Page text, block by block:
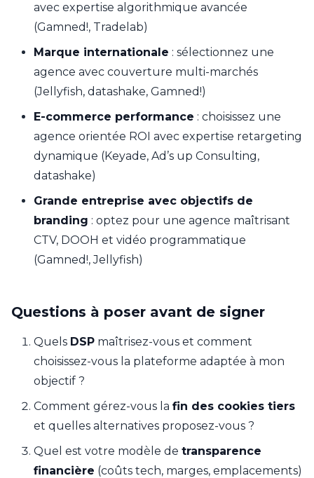
avec expertise algorithmique avancée
(Gamned!, Tradelab)
Marque internationale : sélectionnez une
agence avec couverture multi-marchés
(Jellyfish, datashake, Gamned!)
E-commerce performance : choisissez une
agence orientée ROI avec expertise retargeting
dynamique (Keyade, Ad’s up Consulting,
datashake)
Grande entreprise avec objectifs de
branding : optez pour une agence maîtrisant
CTV, DOOH et vidéo programmatique
(Gamned!, Jellyfish)
Questions à poser avant de signer
Quels DSP maîtrisez-vous et comment
choisissez-vous la plateforme adaptée à mon
objectif ?
Comment gérez-vous la fin des cookies tiers
et quelles alternatives proposez-vous ?
Quel est votre modèle de transparence
financière (coûts tech, marges, emplacements)